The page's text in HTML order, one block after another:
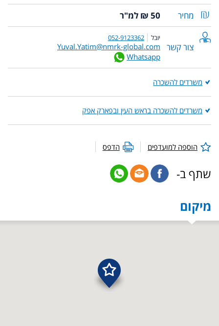
מחיר
50 ₪ למ"ר
צור קשר
יובל 052-9123362
Yuval.Yatim@nmrk-global.com
Whatsapp
משרדים להשכרה
משרדים להשכרה בראש העין ובפארק אפק
הוספה למועדפים הדפס
שתף ב-
מיקום